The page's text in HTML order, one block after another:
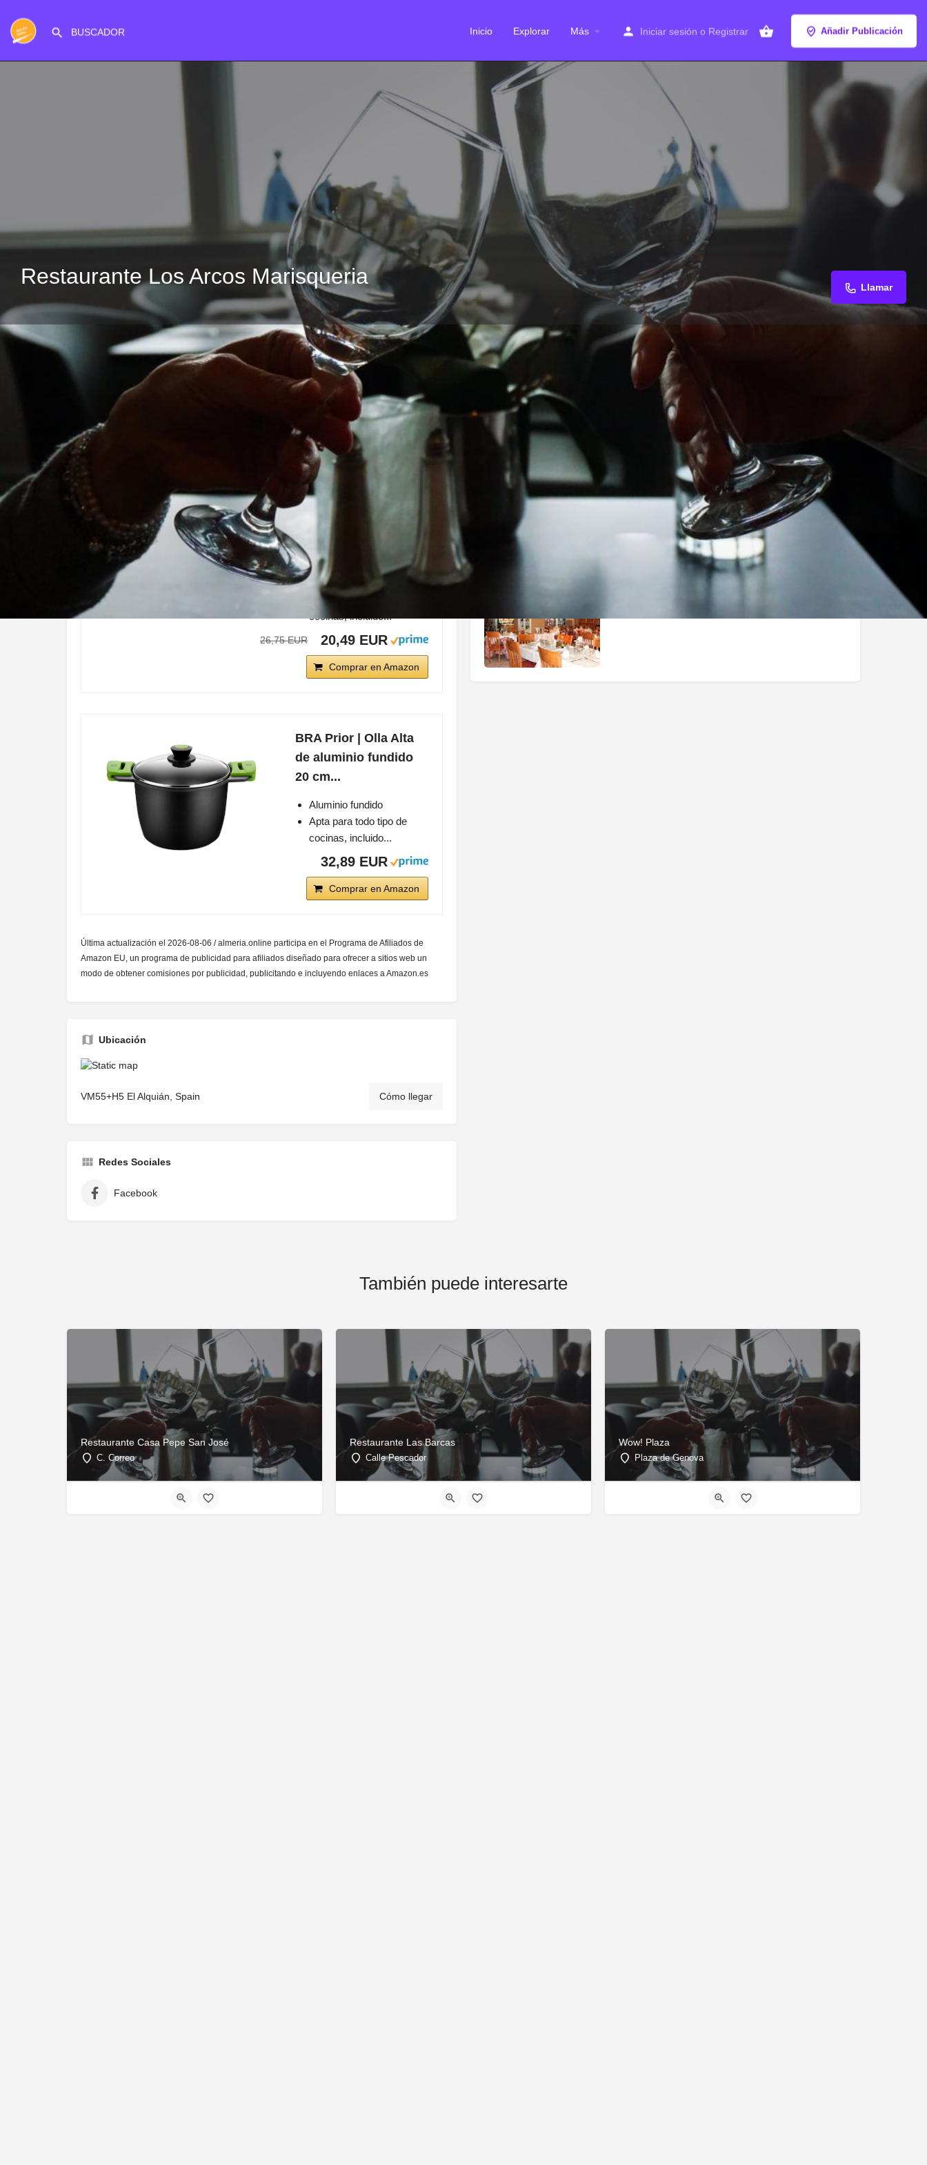
Inicio Explorar Más Iniciar sesión o Registrar Añadir Publicación
Restaurante Los Arcos Marisqueria Llamar
Detalles Opiniones
Guardar Informar
cm, aluminio fundido
con...
Aluminio fundido
Apta para todo tipo de
cocinas, incluido...
26,75 EUR 20,49 EUR
Comprar en Amazon
BRA Prior | Olla Alta
de aluminio fundido
20 cm...
Aluminio fundido
Apta para todo tipo de
cocinas, incluido...
32,89 EUR
Comprar en Amazon
Última actualización el 2026-08-06 / almeria.online participa en el Programa de Afiliados de
Amazon EU, un programa de publicidad para afiliados diseñado para ofrecer a sitios web un
modo de obtener comisiones por publicidad, publicitando e incluyendo enlaces a Amazon.es
Ubicación
VM55+H5 El Alquián, Spain Cómo llegar
Redes Sociales
Facebook
950297603
También puede interesarte
Restaurante Casa Pepe San José
C. Correo
Restaurante Las Barcas
Calle Pescador
Wow! Plaza
Plaza de Genova